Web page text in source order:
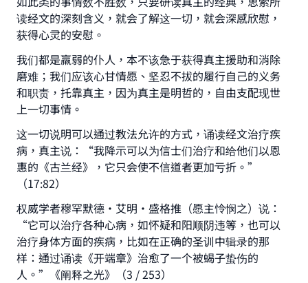
读经文的深刻含义，就会了解这一切，就会深感欣慰，
获得心灵的安慰。
我们都是羸弱的仆人，本不该急于获得真主援助和消除
磨难；我们应该心甘情愿、坚忍不拔的履行自己的义务
和职责，托靠真主，因为真主是明哲的，自由支配现世
上一切事情。
这一切说明可以通过教法允许的方式，诵读经文治疗疾
病，真主说：“我降示可以为信士们治疗和给他们以恩
惠的《古兰经》，它只会使不信道者更加亏折。”
（17:82）
权威学者穆罕默德·艾明·盛格推（愿主怜悯之）说：
“它可以治疗各种心病，如怀疑和阳顺阴违等，也可以
治疗身体方面的疾病，比如在正确的圣训中辑录的那
样：通过诵读《开端章》治愈了一个被蝎子蛰伤的
人。”《阐释之光》（3 / 253）
The Prophet (ﷺ) said:
"A person who leads others to doing what is
good will earn the same reward as those who
do it."
(MUSLIM, 1893)
Support IslamQA